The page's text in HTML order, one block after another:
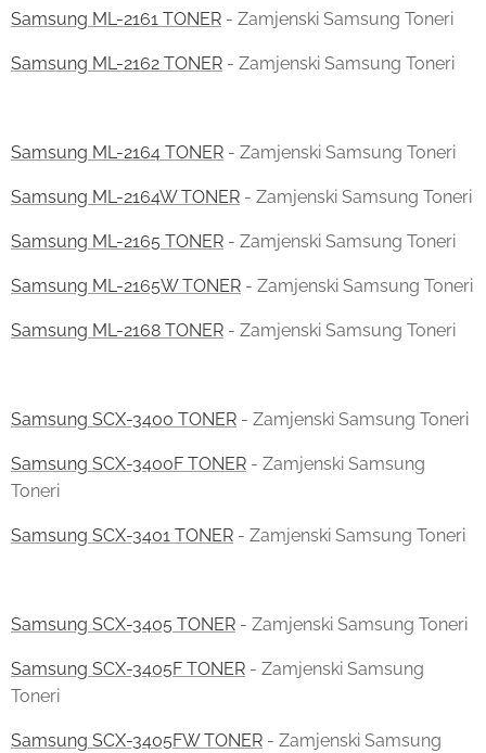
Samsung ML-2161 TONER - Zamjenski Samsung Toneri
Samsung ML-2162 TONER - Zamjenski Samsung Toneri
Samsung ML-2164 TONER - Zamjenski Samsung Toneri
Samsung ML-2164W TONER - Zamjenski Samsung Toneri
Samsung ML-2165 TONER - Zamjenski Samsung Toneri
Samsung ML-2165W TONER - Zamjenski Samsung Toneri
Samsung ML-2168 TONER - Zamjenski Samsung Toneri
Samsung SCX-3400 TONER - Zamjenski Samsung Toneri
Samsung SCX-3400F TONER - Zamjenski Samsung
Toneri
Samsung SCX-3401 TONER - Zamjenski Samsung Toneri
Samsung SCX-3405 TONER - Zamjenski Samsung Toneri
Samsung SCX-3405F TONER - Zamjenski Samsung
Toneri
Samsung SCX-3405FW TONER - Zamjenski Samsung